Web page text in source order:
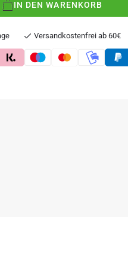
IN DEN WARENKORB
Versandkostenfrei ab 60€